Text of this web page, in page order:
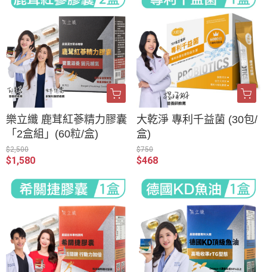
樂立纖 鹿茸紅蔘精力膠囊
「2盒組」(60粒/盒)
$2,500
$1,580
大乾淨 專利千益菌 (30包/
盒)
$750
$468